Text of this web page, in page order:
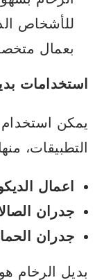
للأشخاص
بعمال
استخدامات
يمكن
التطبيقات،
اعمال
جدران
جدران
بديل الرخام